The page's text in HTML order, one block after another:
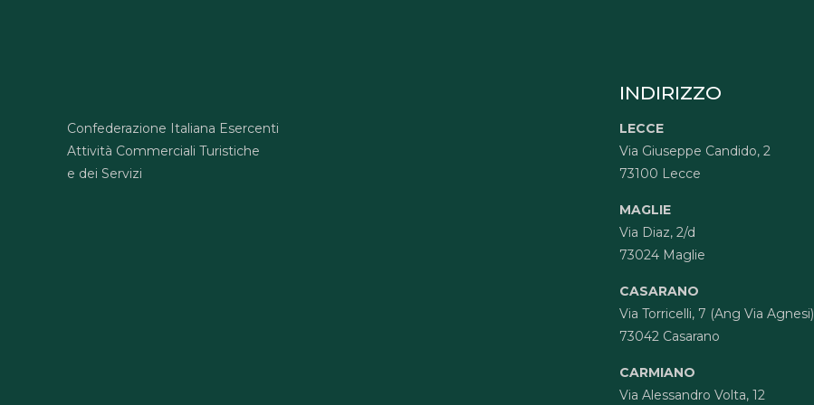
Confederazione Italiana Esercenti
Attività Commerciali Turistiche
e dei Servizi
INDIRIZZO
LECCE
Via Giuseppe Candido, 2
73100 Lecce
MAGLIE
Via Diaz, 2/d
73024 Maglie
CASARANO
Via Torricelli, 7 (Ang Via Agnesi)
73042 Casarano
CARMIANO
Via Alessandro Volta, 12